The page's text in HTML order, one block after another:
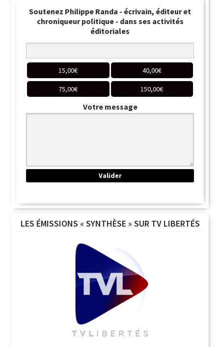
Soutenez Philippe Randa - écrivain, éditeur et
chroniqueur politique - dans ses activités
éditoriales
15,00€ 40,00€
75,00€ 150,00€
Votre message
LES ÉMISSIONS « SYNTHÈSE » SUR TV LIBERTÉS